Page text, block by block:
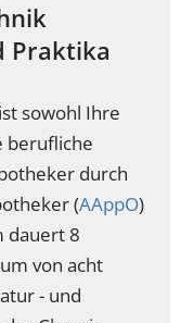
Praktika
sowohl Ihre
berufliche
durch
(AAppO)
dauert 8
von acht
- und